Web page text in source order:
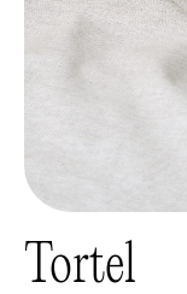
Tortel